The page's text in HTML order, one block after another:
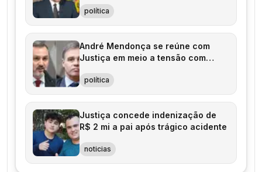
política
André Mendonça se reúne com
Justiça em meio a tensão com
política
Justiça concede indenização de
R$ 2 mi a pai após trágico acidente
noticias